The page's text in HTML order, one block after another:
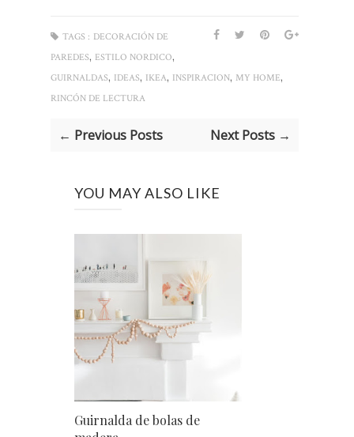
TAGS : DECORACIÓN DE
PAREDES, ESTILO NORDICO,
GUIRNALDAS, IDEAS, IKEA, INSPIRACION, MY HOME,
RINCÓN DE LECTURA
← Previous Posts Next Posts →
YOU MAY ALSO LIKE
Guirnalda de bolas de